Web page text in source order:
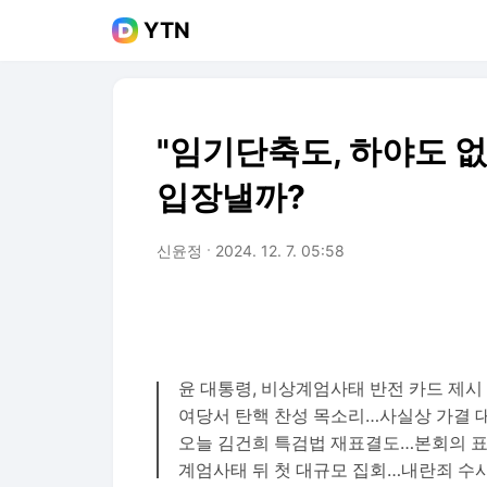
YTN
"임기단축도, 하야도
입장낼까?
신윤정 2024. 12. 7. 05:58
윤 대통령, 비상계엄사태 반전 카드 제시
여당서 탄핵 찬성 목소리…사실상 가결
오늘 김건희 특검법 재표결도…본회의
계엄사태 뒤 첫 대규모 집회…내란죄 수